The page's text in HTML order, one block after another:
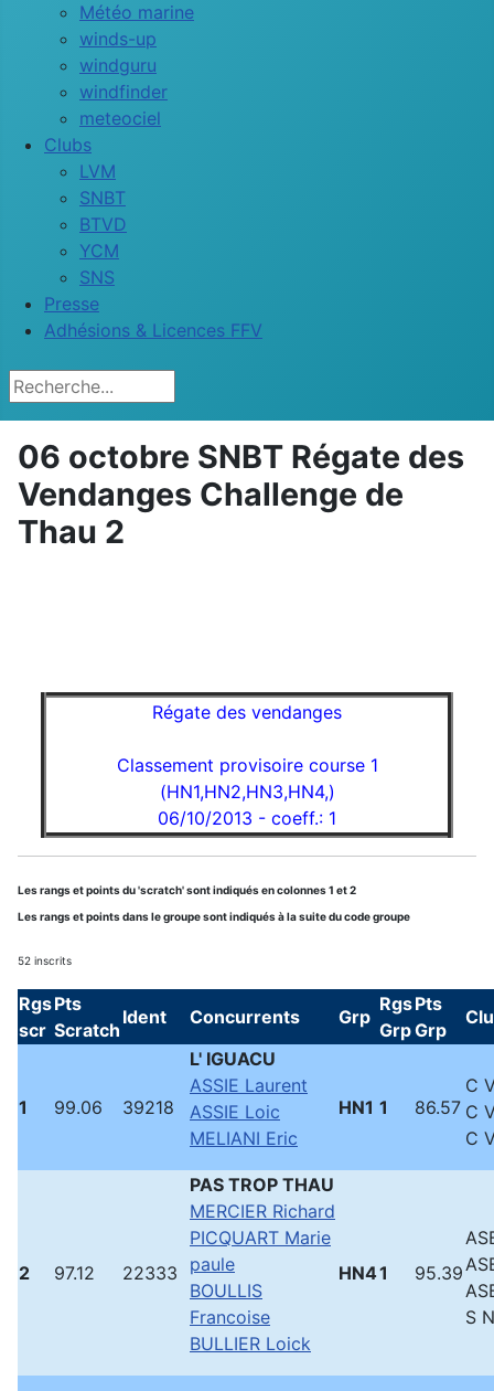
Météo marine
winds-up
windguru
windfinder
meteociel
Clubs
LVM
SNBT
BTVD
YCM
SNS
Presse
Adhésions & Licences FFV
Rechercher
06 octobre SNBT Régate des
Vendanges Challenge de
Thau 2
Régate des vendanges
Classement provisoire course 1
(HN1,HN2,HN3,HN4,)
06/10/2013 - coeff.: 1
Les rangs et points du 'scratch' sont indiqués en colonnes 1 et 2
Les rangs et points dans le groupe sont indiqués à la suite du code groupe
52 inscrits
Rgs
scr
Pts
Scratch
Ident Concurrents Grp
Rgs
Grp
Pts
Grp
1 99.06 39218
L' IGUACU
ASSIE Laurent
ASSIE Loic
MELIANI Eric
HN1 1 86.57
C
C
C
2 97.12 22333
PAS TROP THAU
MERCIER Richard
PICQUART Marie
paule
BOULLIS
Francoise
BULLIER Loick
HN41 95.39
S